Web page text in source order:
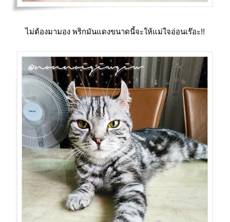
ไม่ต้องมามอง พริกมันแดงขนาดนี้จะให้แม่ใจอ่อนเร๊อะ!!